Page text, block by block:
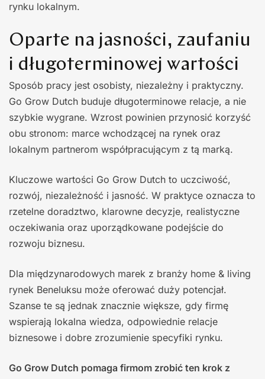
rynku lokalnym.
Oparte na jasności, zaufaniu
i długoterminowej wartości
Sposób pracy jest osobisty, niezależny i praktyczny.
Go Grow Dutch buduje długoterminowe relacje, a nie
szybkie wygrane. Wzrost powinien przynosić korzyść
obu stronom: marce wchodzącej na rynek oraz
lokalnym partnerom współpracującym z tą marką.
Kluczowe wartości Go Grow Dutch to uczciwość,
rozwój, niezależność i jasność. W praktyce oznacza to
rzetelne doradztwo, klarowne decyzje, realistyczne
oczekiwania oraz uporządkowane podejście do
rozwoju biznesu.
Dla międzynarodowych marek z branży home & living
rynek Beneluksu może oferować duży potencjał.
Szanse te są jednak znacznie większe, gdy firmę
wspierają lokalna wiedza, odpowiednie relacje
biznesowe i dobre zrozumienie specyfiki rynku.
Go Grow Dutch pomaga firmom zrobić ten krok z